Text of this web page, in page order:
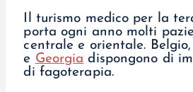
Il turismo medico per la
porta ogni anno molti
centrale e orientale. Belgio,
e Georgia dispongono di
di fagoterapia.